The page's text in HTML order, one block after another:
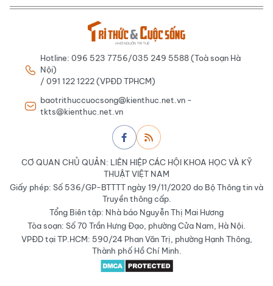
Hotline: 096 523 7756/035 249 5588 (Toà soạn Hà
Nội)
/ 091 122 1222 (VPĐD TPHCM)
baotrithuccuocsong@kienthuc.net.vn -
tkts@kienthuc.net.vn
CƠ QUAN CHỦ QUẢN: LIÊN HIỆP CÁC HỘI KHOA HỌC VÀ KỸ
THUẬT VIỆT NAM
Giấy phép: Số 536/GP-BTTTT ngày 19/11/2020 do Bộ Thông tin và
Truyền thông cấp.
Tổng Biên tập: Nhà báo Nguyễn Thị Mai Hương
Tòa soạn: Số 70 Trần Hưng Đạo, phường Cửa Nam, Hà Nội.
VPĐD tại TP.HCM: 590/24 Phan Văn Trị, phường Hạnh Thông,
Thành phố Hồ Chí Minh.